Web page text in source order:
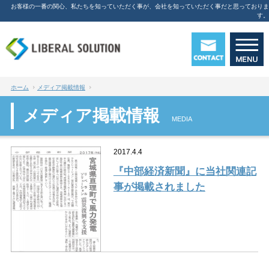
お客様の一番の関心、私たちを知っていただく事が、会社を知っていただく事だと思っておりま
す。
ホーム メディア掲載情報
メディア掲載情報 MEDIA
2017.4.4
『中部経済新聞』に当社関連記
事が掲載されました